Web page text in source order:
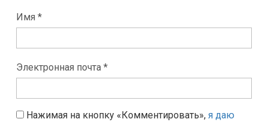
Имя *
Электронная почта *
Нажимая на кнопку «Комментировать», я даю